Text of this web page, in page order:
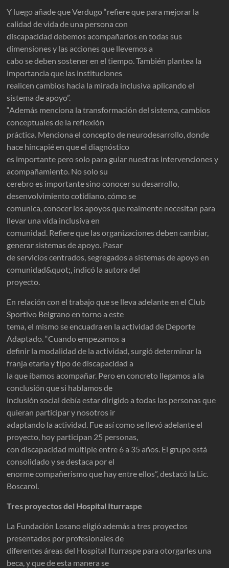
Y luego añade que Verdugo “refiere que para mejorar la
calidad de vida de una persona con
discapacidad debemos acompañarlos en todas sus
dimensiones y las acciones que llevemos a
cabo se deben sostener en el tiempo. También plantea la
importancia que las instituciones
realicen cambios hacia la mirada inclusiva aplicando el
sistema de apoyo”.
“Además menciona la transformación del sistema, cambios
conceptuales de la reflexión
práctica. Menciona el concepto de neurodesarrollo, donde
hace hincapié en que el diagnóstico
es importante pero solo para guiar nuestras intervenciones y
acompañamiento. No solo su
cerebro es importante sino conocer su desarrollo,
desenvolvimiento cotidiano, cómo se
comunica, conocer los apoyos que realmente necesitan para
llevar una vida inclusiva en
comunidad. Refiere que las organizaciones deben cambiar,
generar sistemas de apoyo. Pasar
de servicios centrados, segregados a sistemas de apoyo en
comunidad&quot;, indicó la autora del
proyecto.
En relación con el trabajo que se lleva adelante en el Club
Sportivo Belgrano en torno a este
tema, el mismo se encuadra en la actividad de Deporte
Adaptado. “Cuando empezamos a
definir la modalidad de la actividad, surgió determinar la
franja etaria y tipo de discapacidad a
la que íbamos acompañar. Pero en concreto llegamos a la
conclusión que si hablamos de
inclusión social debía estar dirigido a todas las personas que
quieran participar y nosotros ir
adaptando la actividad. Fue así como se llevó adelante el
proyecto, hoy participan 25 personas,
con discapacidad múltiple entre 6 a 35 años. El grupo está
consolidado y se destaca por el
enorme compañerismo que hay entre ellos”, destacó la Lic.
Boscarol.
Tres proyectos del Hospital Iturraspe
La Fundación Losano eligió además a tres proyectos
presentados por profesionales de
diferentes áreas del Hospital Iturraspe para otorgarles una
beca, y que de esta manera se